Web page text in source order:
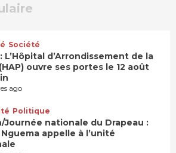
Société
L’Hôpital d’Arrondissement de la
ouvre ses portes le 12 août
ago
Politique
Journée nationale du Drapeau :
appelle à l’unité